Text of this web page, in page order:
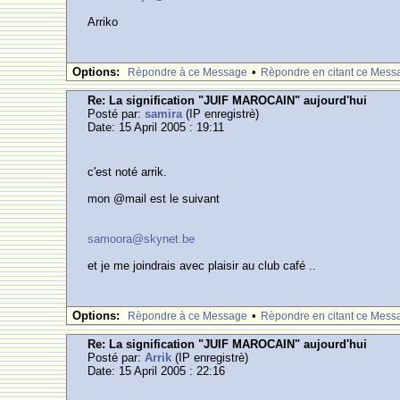
Arriko
Options: Rèpondre à ce Message • Rèpondre en citant ce
Re: La signification "JUIF MAROCAIN" aujourd'hui
Posté par:samira(IP enregistrè)
Date: 15 April 2005 : 19:11
c'est noté arrik.
mon @mail est le suivant
samoora@skynet.be
et je me joindrais avec plaisir au club café ..
Options: Rèpondre à ce Message • Rèpondre en citant ce
Re: La signification "JUIF MAROCAIN" aujourd'hui
Posté par:Arrik (IP enregistrè)
Date: 15 April 2005 : 22:16